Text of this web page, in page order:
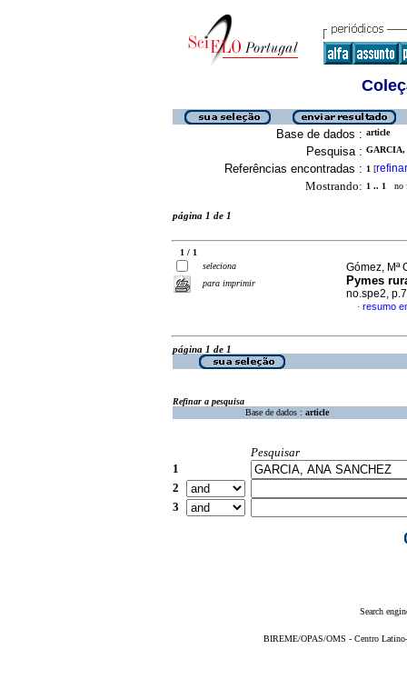
Base de dados : article
Pesquisa : GARCIA,
Referências encontradas : 1 [refinar
Mostrando: 1 .. 1 no
página 1 de 1
1 / 1
seleciona
para imprimir
Gómez, Mª
Pymes
no.spe2,
· resumo
página 1 de 1
Refinar a pesquisa
Base de dados : article
Pesquisar
1
2
3
Search
BIREME/OPAS/OMS - Centro Latino-